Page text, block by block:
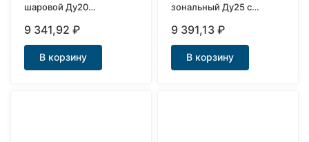
шаровой Ду20
электроприводом
9 341,92₽
В корзину
зональный Ду25 с
9 391,13₽
В корзину